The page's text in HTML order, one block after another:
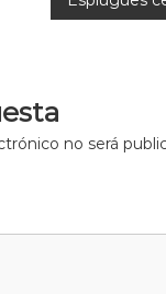
no será